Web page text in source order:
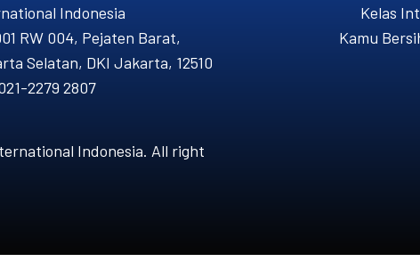
Indonesia
RW 004, Pejaten Barat,
Selatan, DKI Jakarta, 12510
2279 2807
Indonesia. All right
Kelas
Kamu